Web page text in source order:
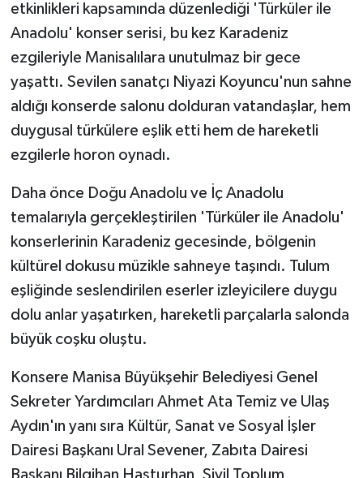
etkinlikleri kapsamında düzenlediği 'Türküler ile
Anadolu' konser serisi, bu kez Karadeniz
ezgileriyle Manisalılara unutulmaz bir gece
yaşattı. Sevilen sanatçı Niyazi Koyuncu'nun sahne
aldığı konserde salonu dolduran vatandaşlar, hem
duygusal türkülere eşlik etti hem de hareketli
ezgilerle horon oynadı.
Daha önce Doğu Anadolu ve İç Anadolu
temalarıyla gerçekleştirilen 'Türküler ile Anadolu'
konserlerinin Karadeniz gecesinde, bölgenin
kültürel dokusu müzikle sahneye taşındı. Tulum
eşliğinde seslendirilen eserler izleyicilere duygu
dolu anlar yaşatırken, hareketli parçalarla salonda
büyük coşku oluştu.
Konsere Manisa Büyükşehir Belediyesi Genel
Sekreter Yardımcıları Ahmet Ata Temiz ve Ulaş
Aydın'ın yanı sıra Kültür, Sanat ve Sosyal İşler
Dairesi Başkanı Ural Sevener, Zabıta Dairesi